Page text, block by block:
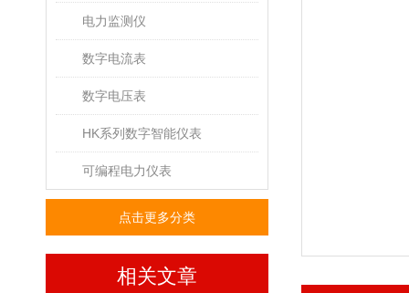
电力监测仪
数字电流表
数字电压表
HK系列数字智能仪表
可编程电力仪表
点击更多分类
相关文章